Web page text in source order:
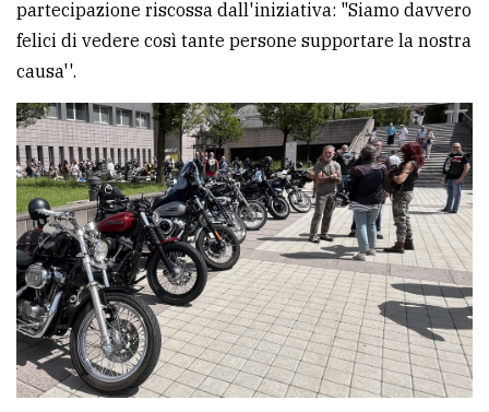
partecipazione riscossa dall'iniziativa: "Siamo davvero
felici di vedere così tante persone supportare la nostra
causa''.